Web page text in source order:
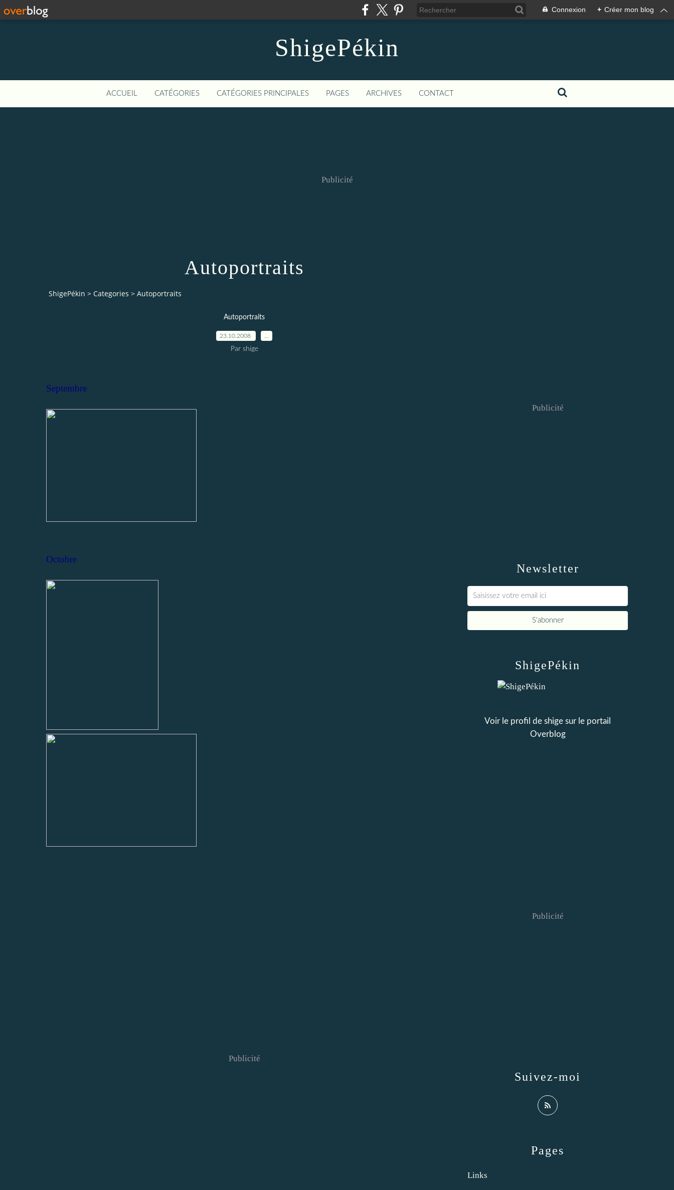
Connexion + Créer mon blog
ShigePékin
ACCUEIL CATÉGORIES CATÉGORIES PRINCIPALES PAGES ARCHIVES CONTACT
Publicité
Autoportraits
ShigePékin > Categories > Autoportraits
Autoportraits
23.10.2008
Par shige
Septembre
Octobre
Publicité
Newsletter
Publicité
Pages
Links
ShigePékin
Voir le profil de shige sur le portail
Overblog
Suivez-moi
Publicité